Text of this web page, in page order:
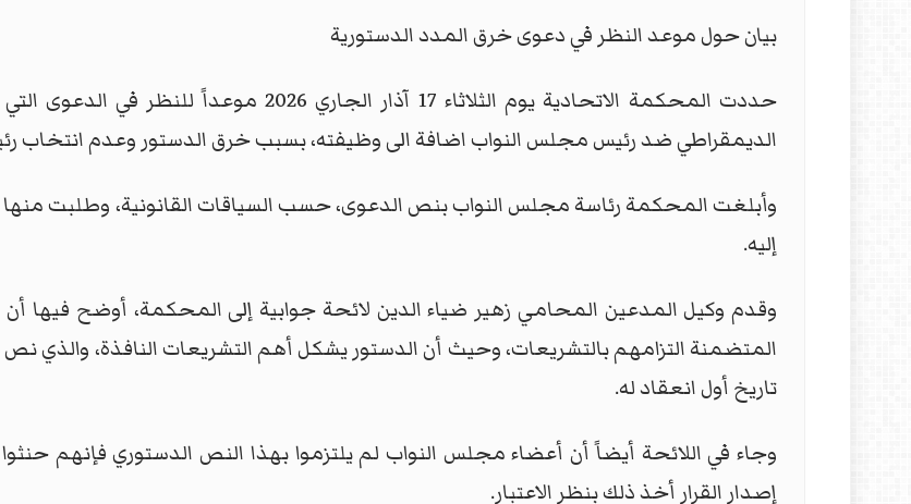
بيان حول موعد النظر في دعوى خرق المدد الدستورية
حددت المحكمة الاتحادية يوم الثلاثاء 17 آذار
الديمقراطي ضد رئيس مجلس النواب اضافة الى وظيفته، بسبب خرق الدستور وعدم انتخاب
وأبلغت المحكمة رئاسة مجلس النواب بنص الدعوى، حسب السياقات القانونية، وطلبت منها
إليه.
وقدم وكيل المدعين المحامي زهير ضياء الدين لائحة جوابية إلى المحكمة، أوضح فيها
المتضمنة التزامهم بالتشريعات، وحيث أن الدستور يشكل أهم التشريعات النافذة، والذي
تاريخ أول انعقاد له.
وجاء في اللائحة أيضاً أن أعضاء مجلس النواب لم يلتزموا بهذا النص الدستوري فإنهم
إصدار القرار أخذ ذلك بنظر الاعتبار.